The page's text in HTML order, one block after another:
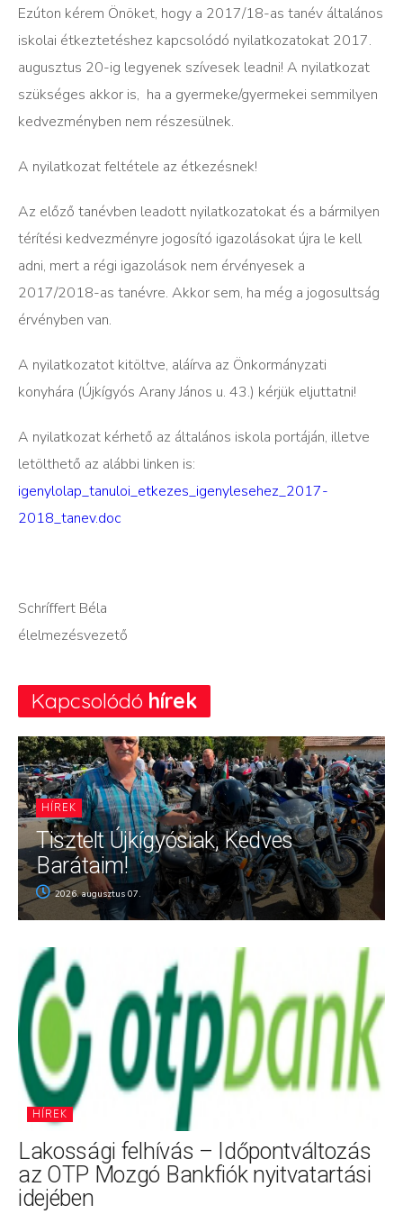
Ezúton kérem Önöket, hogy a 2017/18-as tanév általános
iskolai étkeztetéshez kapcsolódó nyilatkozatokat 2017.
augusztus 20-ig legyenek szívesek leadni! A nyilatkozat
szükséges akkor is, ha a gyermeke/gyermekei semmilyen
kedvezményben nem részesülnek.
A nyilatkozat feltétele az étkezésnek!
Az előző tanévben leadott nyilatkozatokat és a bármilyen
térítési kedvezményre jogosító igazolásokat újra le kell
adni, mert a régi igazolások nem érvényesek a
2017/2018-as tanévre. Akkor sem, ha még a jogosultság
érvényben van.
A nyilatkozatot kitöltve, aláírva az Önkormányzati
konyhára (Újkígyós Arany János u. 43.) kérjük eljuttatni!
A nyilatkozat kérhető az általános iskola portáján, illetve
letölthető az alábbi linken is:
igenylolap_tanuloi_etkezes_igenylesehez_2017-
2018_tanev.doc
Schríffert Béla
élelmezésvezető
Kapcsolódó hírek
HÍREK
Tisztelt Újkígyósiak, Kedves
Barátaim!
2026. augusztus 07.
HÍREK
Lakossági felhívás – Időpontváltozás
az OTP Mozgó Bankfiók nyitvatartási
idejében